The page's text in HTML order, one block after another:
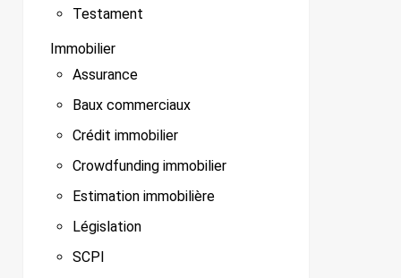
Testament
Immobilier
Assurance
Baux commerciaux
Crédit immobilier
Crowdfunding immobilier
Estimation immobilière
Législation
SCPI